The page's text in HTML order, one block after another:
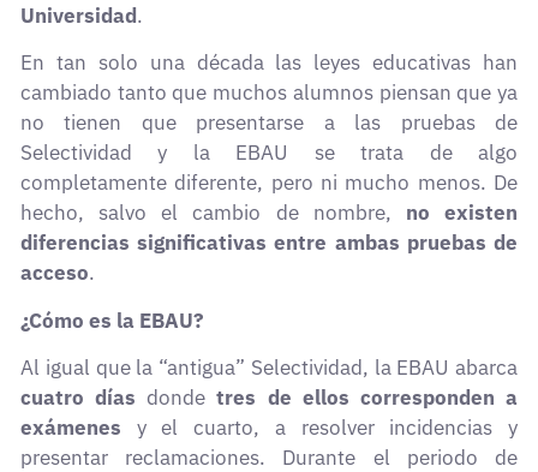
Universidad.
En tan solo una década las leyes educativas han
cambiado tanto que muchos alumnos piensan que ya
no tienen que presentarse a las pruebas de
Selectividad y la EBAU se trata de algo
completamente diferente, pero ni mucho menos. De
hecho, salvo el cambio de nombre, no existen
diferencias significativas entre ambas pruebas de
acceso.
¿Cómo es la EBAU?
Al igual que la “antigua” Selectividad, la EBAU abarca
cuatro días dondetres de ellos corresponden a
exámenes y el cuarto, a resolver incidencias y
presentar reclamaciones. Durante el periodo de